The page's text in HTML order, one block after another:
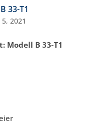
33-T1
2021
Modell B 33-T1